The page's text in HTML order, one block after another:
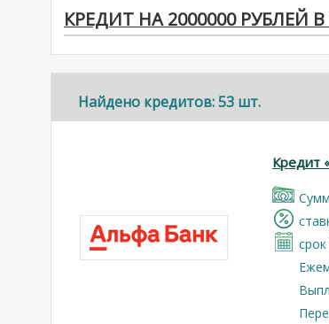
КРЕДИТ НА 2000000 РУБЛЕЙ
Найдено кредитов: 53 шт.
Кредит
срок